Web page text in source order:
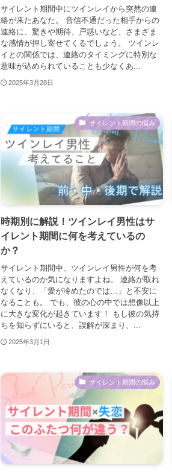
サイレント期間中にツインレイから突然の連
絡が来たあなた。 音信不通だった相手からの
連絡に、驚きや期待、戸惑いなど、さまざま
な感情が押し寄せてくるでしょう。 ツインレ
イとの関係では、連絡のタイミングに特別な
意味が込められていることも少なくあ...
2025年3月28日
サイレント期間の悩み
時期別に解説！ツインレイ男性はサ
イレント期間に何を考えているの
か？
サイレント期間中、ツインレイ男性が何を考
えているのか気になりますよね。 連絡が取れ
なくなり、「愛が冷めたのでは…」と不安に
なることも。 でも、彼の心の中では想像以上
に大きな変化が起きています！ もし彼の気持
ちを知らずにいると、誤解が深まり、...
2025年3月1日
サイレント期間の悩み